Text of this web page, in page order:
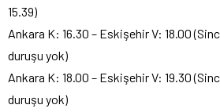
15.39)
Ankara K: 16.30 – Eskişehir V: 18.00
duruşu yok)
Ankara K: 18.00 – Eskişehir V: 19.30
duruşu yok)